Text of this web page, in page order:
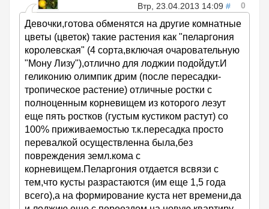
Втр, 23.04.2013 14:09 # 0
Девочки,готова обменятся на другие комнатные
цветы (цветок) такие растения как "пеларгония
королевская" (4 сорта,включая очаровательную
"Мону Лизу"),отлично для лоджии подойдут.И
геликонию олимпик дрим (после пересадки-
тропическое растение) отличные ростки с
полноценным корневищем из которого лезут
еще пять ростков (густым кустиком растут) со
100% приживаемостью т.к.пересадка просто
перевалкой осуществленна была,без
повреждения земл.кома с
корневищем.Пеларгония отдается всвязи с
тем,что кусты разрастаются (им еще 1,5 года
всего),а на формирование куста нет времени,да